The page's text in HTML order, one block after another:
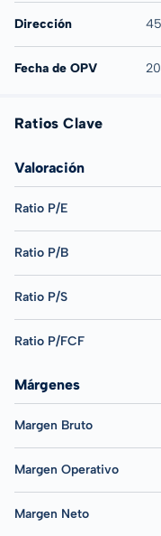
Dirección
Fecha de OPV
Ratios Clave
Valoración
Ratio P/E
Ratio P/B
Ratio P/S
Ratio P/FCF
Márgenes
Margen Bruto
Margen Operativo
Margen Neto